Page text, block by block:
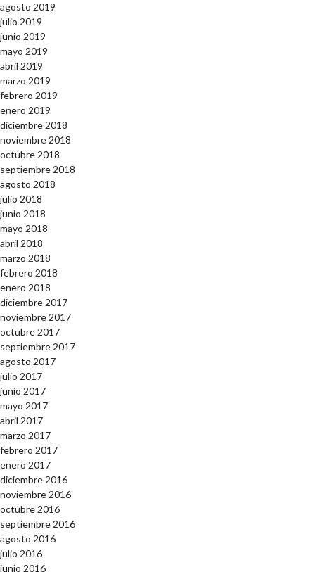
agosto 2019
julio 2019
junio 2019
mayo 2019
abril 2019
marzo 2019
febrero 2019
enero 2019
diciembre 2018
noviembre 2018
octubre 2018
septiembre 2018
agosto 2018
julio 2018
junio 2018
mayo 2018
abril 2018
marzo 2018
febrero 2018
enero 2018
diciembre 2017
noviembre 2017
octubre 2017
septiembre 2017
agosto 2017
julio 2017
junio 2017
mayo 2017
abril 2017
marzo 2017
febrero 2017
enero 2017
diciembre 2016
noviembre 2016
octubre 2016
septiembre 2016
agosto 2016
julio 2016
junio 2016